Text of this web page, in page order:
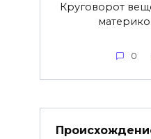
Круговорот
0